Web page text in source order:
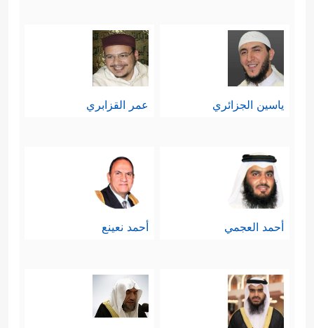
ياسين الجزائري عمر القزابري
أحمد العجمي أحمد نعينع